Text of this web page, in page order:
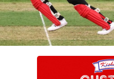
বিনোদন
অর্থনীতি
চাকরি